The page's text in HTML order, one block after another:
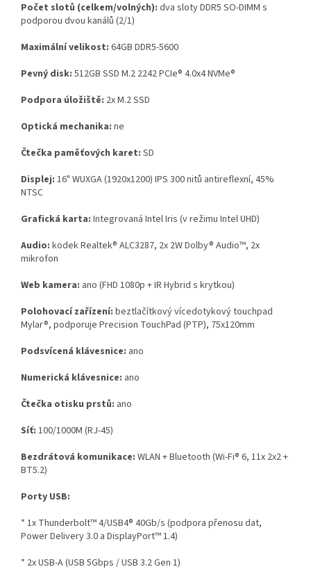
Počet slotů (celkem/volných): dva sloty DDR5 SO-DIMM s
podporou dvou kanálů (2/1)
Maximální velikost: 64GB DDR5-5600
Pevný disk: 512GB SSD M.2 2242 PCIe® 4.0x4 NVMe®
Podpora úložiště: 2x M.2 SSD
Optická mechanika: ne
Čtečka paměťových karet: SD
Displej: 16" WUXGA (1920x1200) IPS 300 nitů antireflexní, 45%
NTSC
Grafická karta: Integrovaná Intel Iris (v režimu Intel UHD)
Audio: kodek Realtek® ALC3287, 2x 2W Dolby® Audio™, 2x
mikrofon
Web kamera: ano (FHD 1080p + IR Hybrid s krytkou)
Polohovací zařízení: beztlačítkový vícedotykový touchpad
Mylar®, podporuje Precision TouchPad (PTP), 75x120mm
Podsvícená klávesnice: ano
Numerická klávesnice: ano
Čtečka otisku prstů: ano
Síť: 100/1000M (RJ-45)
Bezdrátová komunikace: WLAN + Bluetooth (Wi-Fi® 6, 11x 2x2 +
BT5.2)
Porty USB:
* 1x Thunderbolt™ 4/USB4® 40Gb/s (podpora přenosu dat,
Power Delivery 3.0 a DisplayPort™ 1.4)
* 2x USB-A (USB 5Gbps / USB 3.2 Gen 1)